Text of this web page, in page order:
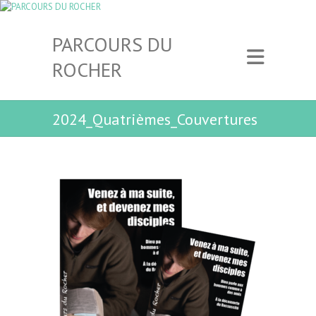
PARCOURS DU
ROCHER
2024_Quatrièmes_Couvertures